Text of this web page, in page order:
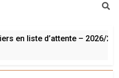
en liste d’attente – 2026/